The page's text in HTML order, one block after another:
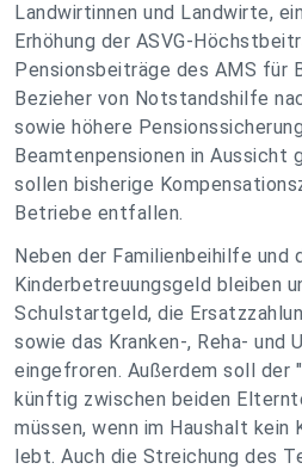
Landwirtinnen und Landwirte,
Erhöhung der ASVG-
Pensionsbeiträge des AMS für
Bezieher von Notstandshilfe
sowie höhere
Beamtenpensionen in Aussicht
sollen bisherige
Betriebe entfallen.
Neben der Familienbeihilfe und
Kinderbetreuungsgeld bleiben
Schulstartgeld, die
sowie das Kranken-, Reha- und
eingefroren. Außerdem soll der
künftig zwischen beiden
müssen, wenn im Haushalt kein
lebt. Auch die Streichung des